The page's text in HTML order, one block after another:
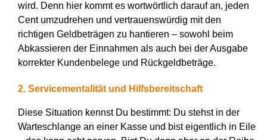
wird. Denn hier kommt es wortwörtlich darauf an, jeden
Cent umzudrehen und vertrauenswürdig mit den
richtigen Geldbeträgen zu hantieren – sowohl beim
Abkassieren der Einnahmen als auch bei der Ausgabe
korrekter Kundenbelege und Rückgeldbeträge.
2. Servicementalität und Hilfsbereitschaft
Diese Situation kennst Du bestimmt: Du stehst in der
Warteschlange an einer Kasse und bist eigentlich in Eile